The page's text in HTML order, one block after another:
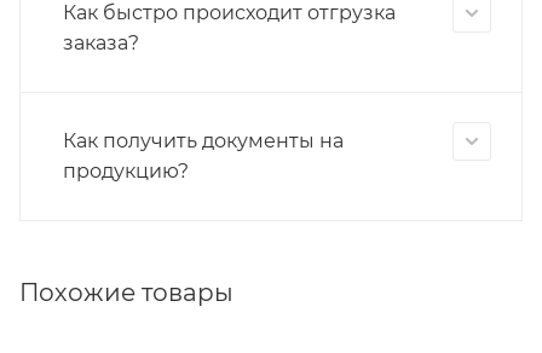
Как быстро происходит отгрузка
заказа?
Как получить документы на
продукцию?
Похожие товары